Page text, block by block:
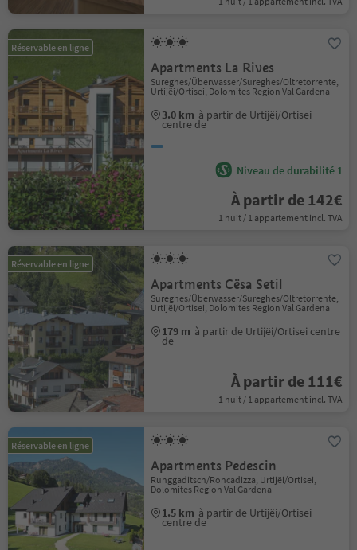
Réservable en ligne
Apartments La Rives
Sureghes/Überwasser/Sureghes/Oltretorrente,
Urtijëi/Ortisei, Dolomites Region Val Gardena
3.0 km à partir de Urtijëi/Ortisei
centre de
Niveau de durabilité 1
À partir de 142€
1 nuit / 1 appartement incl. TVA
Réservable en ligne
Apartments Cësa Setil
Sureghes/Überwasser/Sureghes/Oltretorrente,
Urtijëi/Ortisei, Dolomites Region Val Gardena
179 m à partir de Urtijëi/Ortisei centre
de
À partir de 111€
1 nuit / 1 appartement incl. TVA
Réservable en ligne
Apartments Pedescin
Runggaditsch/Roncadizza, Urtijëi/Ortisei,
Dolomites Region Val Gardena
1.5 km à partir de Urtijëi/Ortisei
centre de